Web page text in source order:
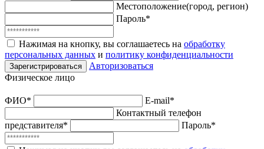
Местоположение(город, регион)
Пароль*
Нажимая на кнопку, вы соглашаетесь на обработку
персональных данных и политику конфиденциальности
Зарегистрироваться
Авторизоваться
Физическое лицо
ФИО*
E-mail*
Контактный телефон
представителя*
Пароль*